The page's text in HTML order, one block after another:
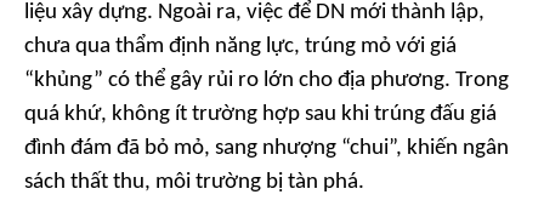
liệu xây dựng. Ngoài ra, việc để DN mới thành lập,
chưa qua thẩm định năng lực, trúng mỏ với giá
“khủng” có thể gây rủi ro lớn cho địa phương. Trong
quá khứ, không ít trường hợp sau khi trúng đấu giá
đình đám đã bỏ mỏ, sang nhượng “chui”, khiến ngân
sách thất thu, môi trường bị tàn phá.